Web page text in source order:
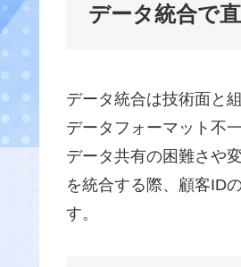
データ統合で
データ統合は技術面と
データフォーマット不
データ共有の困難さや
を統合する際、顧客ID
す。